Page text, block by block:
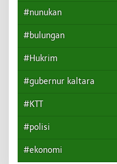
#nunukan
#bulungan
#Hukrim
#gubernur kaltara
#KTT
#polisi
#ekonomi